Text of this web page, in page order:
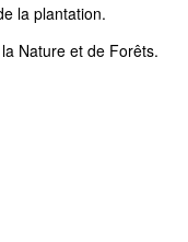
la plantation.
Nature et de Forêts.